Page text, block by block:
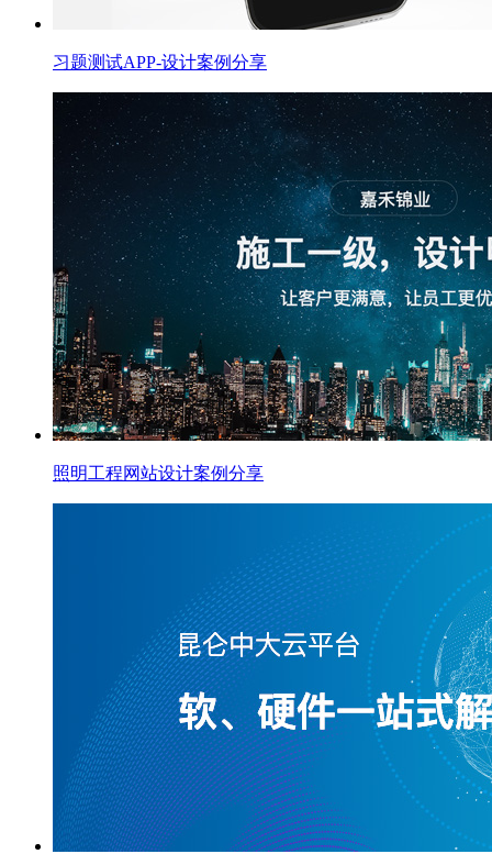
习题测试APP-设计案例分享
照明工程网站设计案例分享